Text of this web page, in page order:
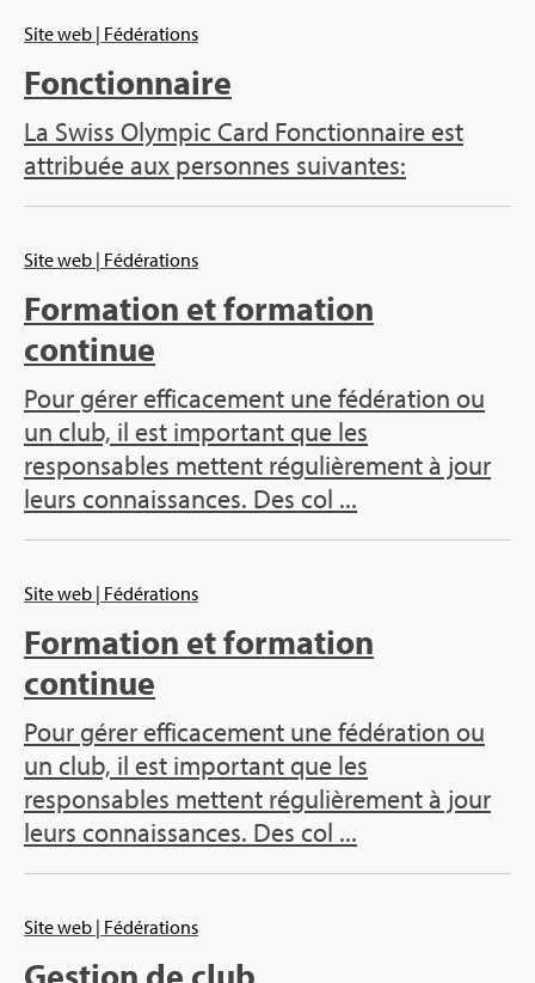
Site web | Fédérations
Fonctionnaire
La Swiss Olympic Card Fonctionnaire est
attribuée aux personnes suivantes:
Site web | Fédérations
Formation et formation
continue
Pour gérer efficacement une fédération ou
un club, il est important que les
responsables mettent régulièrement à jour
leurs connaissances. Des col ...
Site web | Fédérations
Formation et formation
continue
Pour gérer efficacement une fédération ou
un club, il est important que les
responsables mettent régulièrement à jour
leurs connaissances. Des col ...
Site web | Fédérations